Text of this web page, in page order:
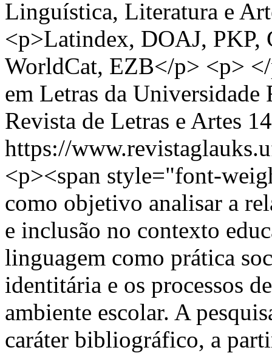
Linguística, Literatura e
<p>Latindex, DOAJ, PKP,
WorldCat, EZB</p> <p>
em Letras da Universidade
Revista de Letras e Artes
https://
<p><span style="font-
como objetivo analisar a
e inclusão no contexto
linguagem como prática
identitária e os processos
ambiente escolar. A
caráter bibliográfico, a